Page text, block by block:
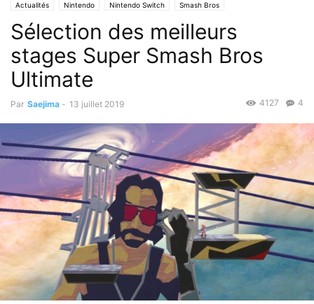
Actualités Nintendo Nintendo Switch Smash Bros
Sélection des meilleurs
stages Super Smash Bros
Ultimate
Par Saejima - 13 juillet 2019 4
4127